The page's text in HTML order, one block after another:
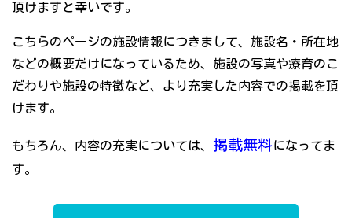
頂けますと幸いです。
こちらのページの施設情報につきまして、施設名・所在地
などの概要だけになっているため、施設の写真や療育のこ
だわりや施設の特徴など、より充実した内容での掲載を頂
けます。
もちろん、内容の充実については、 掲載無料になってま
す。